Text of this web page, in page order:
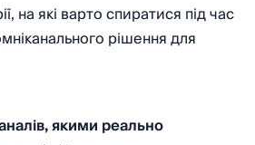
на які варто спиратися під час
рішення для
якими реально